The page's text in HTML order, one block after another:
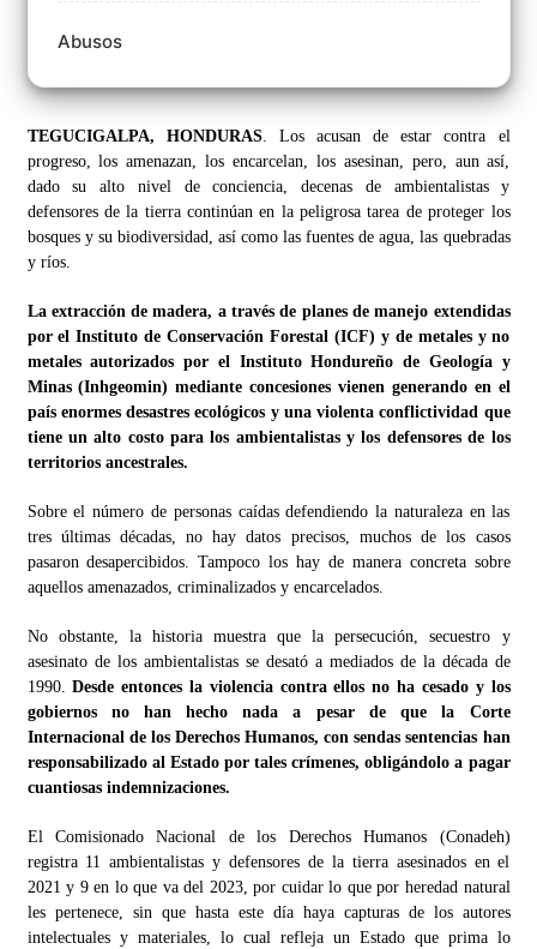
Abusos
TEGUCIGALPA, HONDURAS. Los acusan de estar contra el
progreso, los amenazan, los encarcelan, los asesinan, pero, aun así,
dado su alto nivel de conciencia, decenas de ambientalistas y
defensores de la tierra continúan en la peligrosa tarea de proteger los
bosques y su biodiversidad, así como las fuentes de agua, las quebradas
y ríos.
La extracción de madera, a través de planes de manejo extendidas
por el Instituto de Conservación Forestal (ICF) y de metales y no
metales autorizados por el Instituto Hondureño de Geología y
Minas (Inhgeomin) mediante concesiones vienen generando en el
país enormes desastres ecológicos y una violenta conflictividad que
tiene un alto costo para los ambientalistas y los defensores de los
territorios ancestrales.
Sobre el número de personas caídas defendiendo la naturaleza en las
tres últimas décadas, no hay datos precisos, muchos de los casos
pasaron desapercibidos. Tampoco los hay de manera concreta sobre
aquellos amenazados, criminalizados y encarcelados.
No obstante, la historia muestra que la persecución, secuestro y
asesinato de los ambientalistas se desató a mediados de la década de
1990.Desde entonces la violencia contra ellos no ha cesado y los
gobiernos no han hecho nada a pesar de que la Corte
Internacional de los Derechos Humanos, con sendas sentencias han
responsabilizado al Estado por tales crímenes, obligándolo a pagar
cuantiosas indemnizaciones.
El Comisionado Nacional de los Derechos Humanos (Conadeh)
registra 11 ambientalistas y defensores de la tierra asesinados en el
2021 y 9 en lo que va del 2023, por cuidar lo que por heredad natural
les pertenece, sin que hasta este día haya capturas de los autores
intelectuales y materiales, lo cual refleja un Estado que prima lo